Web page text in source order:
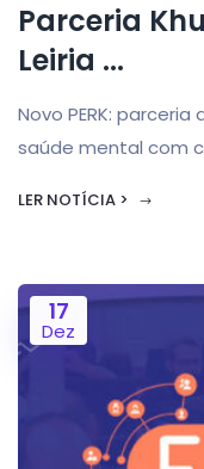
Parceria
Leiria ...
Novo PERK:
saúde mental com
LER NOTÍCIA >
17
Dez